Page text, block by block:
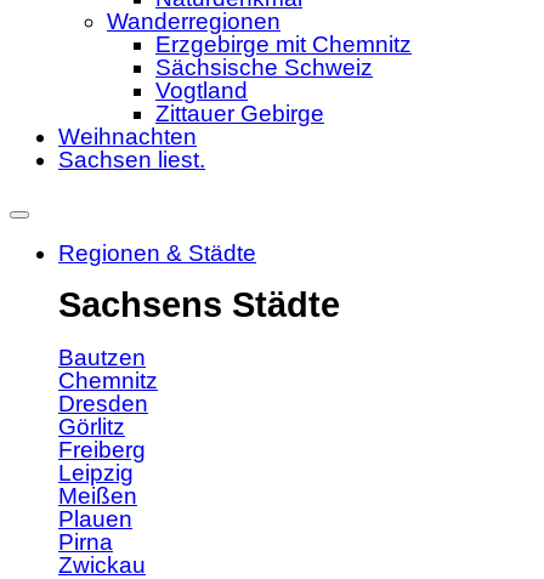
Wanderregionen
Erzgebirge mit Chemnitz
Sächsische Schweiz
Vogtland
Zittauer Gebirge
Weihnachten
Sachsen liest.
Regionen & Städte
Sachsens Städte
Bautzen
Chemnitz
Dresden
Görlitz
Freiberg
Leipzig
Meißen
Plauen
Pirna
Zwickau